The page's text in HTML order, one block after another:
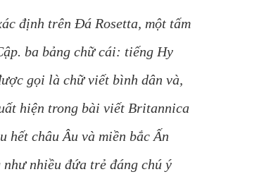
định trên Đá Rosetta, một tấm
ba bảng chữ cái: tiếng Hy
gọi là chữ viết bình dân và,
hiện trong bài viết Britannica
hết châu Âu và miền bắc Ấn
nhiều đứa trẻ đáng chú ý